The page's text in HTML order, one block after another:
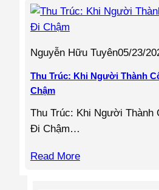
Nguyễn Hữu Tuyên05/23/
Thu Trúc: Khi Người Thành
Chậm
Thu Trúc: Khi Người Thành
Đi Chậm…
Read More